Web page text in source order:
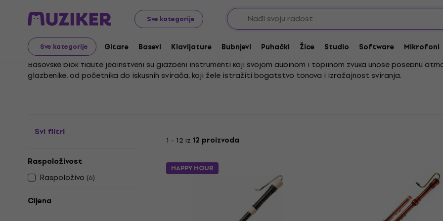
Sve kategorije
Sve kategorije Gitare Basevi Klavijature Bubnjevi Puhački Žice Studio Software Mikrofoni
Glazbeni instrumenti Uzdužne flaute Bas uzdužne flaute
Bas uzdužne flaute
Basovske blok flaute jedinstveni su glazbeni instrumenti koji svojom dubinom i toplinom zvuka unose posebnu
glazbenike, od početnika do iskusnih svirača, koji žele istražiti bogatstvo tonova i izražajnost sviranja.
Svi filtri
Raspoloživost
Raspoloživo (6)
Cijena
1 - 12 iz 12 proizvoda
HAPPY HOUR